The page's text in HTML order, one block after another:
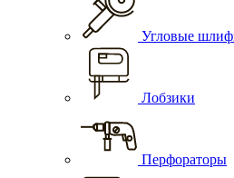
Угловые
Лобзики
Перфораторы